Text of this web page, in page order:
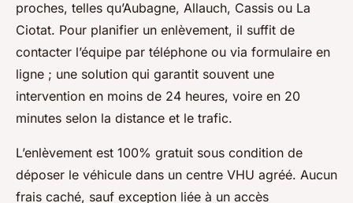
proches, telles qu’Aubagne, Allauch, Cassis ou La
Ciotat. Pour planifier un enlèvement, il suffit de
contacter l’équipe par téléphone ou via formulaire en
ligne ; une solution qui garantit souvent une
intervention en moins de 24 heures, voire en 20
minutes selon la distance et le trafic.
L’enlèvement est 100% gratuit sous condition de
déposer le véhicule dans un centre VHU agréé. Aucun
frais caché, sauf exception liée à un accès